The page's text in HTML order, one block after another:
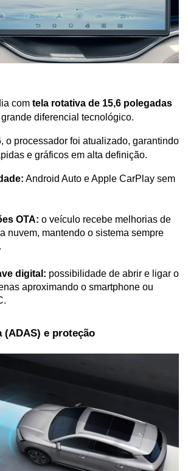
com tela rotativa de 15,6 polegadas
diferencial tecnológico.
o processador foi atualizado, garantindo
e gráficos em alta definição.
Android Auto e Apple CarPlay sem
OTA: o veículo recebe melhorias de
nuvem, mantendo o sistema sempre
digital: possibilidade de abrir e ligar o
aproximando o smartphone ou
(ADAS) e proteção